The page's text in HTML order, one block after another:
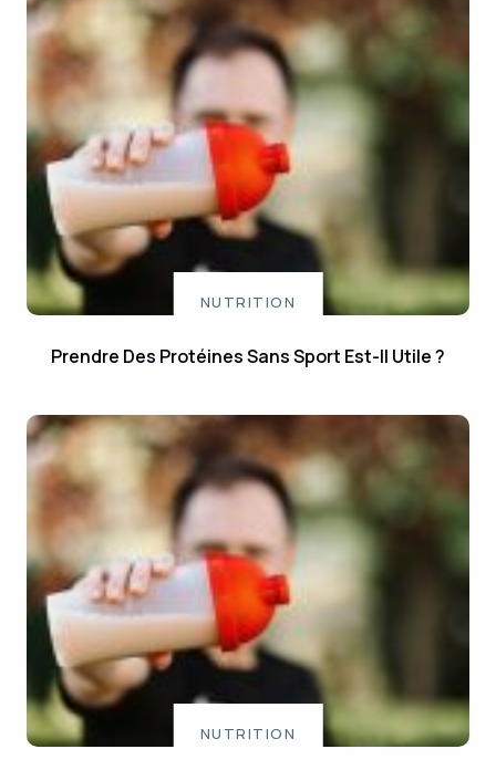
NUTRITION
Prendre Des Protéines Sans Sport Est-Il Utile ?
NUTRITION